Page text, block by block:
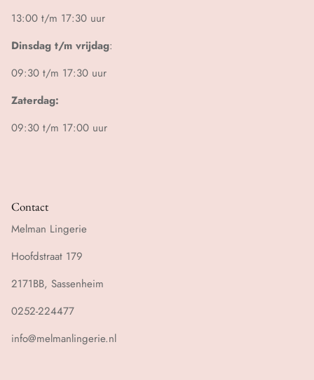
13:00 t/m 17:30 uur
Dinsdag t/m vrijdag:
09:30 t/m 17:30 uur
Zaterdag:
09:30 t/m 17:00 uur
Contact
Melman Lingerie
Hoofdstraat 179
2171BB, Sassenheim
0252-224477
info@melmanlingerie.nl